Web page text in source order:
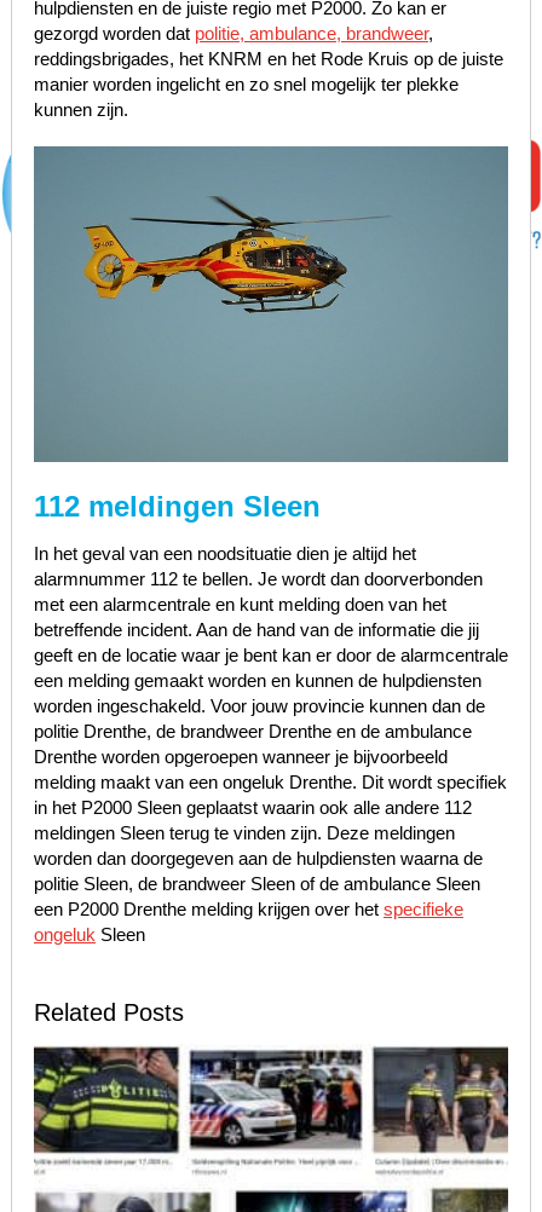
hulpdiensten en de juiste regio met P2000. Zo kan er
gezorgd worden dat politie, ambulance, brandweer,
reddingsbrigades, het KNRM en het Rode Kruis op de juiste
manier worden ingelicht en zo snel mogelijk ter plekke
kunnen zijn.
112 meldingen Sleen
In het geval van een noodsituatie dien je altijd het
alarmnummer 112 te bellen. Je wordt dan doorverbonden
met een alarmcentrale en kunt melding doen van het
betreffende incident. Aan de hand van de informatie die jij
geeft en de locatie waar je bent kan er door de alarmcentrale
een melding gemaakt worden en kunnen de hulpdiensten
worden ingeschakeld. Voor jouw provincie kunnen dan de
politie Drenthe, de brandweer Drenthe en de ambulance
Drenthe worden opgeroepen wanneer je bijvoorbeeld
melding maakt van een ongeluk Drenthe. Dit wordt specifiek
in het P2000 Sleen geplaatst waarin ook alle andere 112
meldingen Sleen terug te vinden zijn. Deze meldingen
worden dan doorgegeven aan de hulpdiensten waarna de
politie Sleen, de brandweer Sleen of de ambulance Sleen
een P2000 Drenthe melding krijgen over het specifieke
ongeluk Sleen
Related Posts